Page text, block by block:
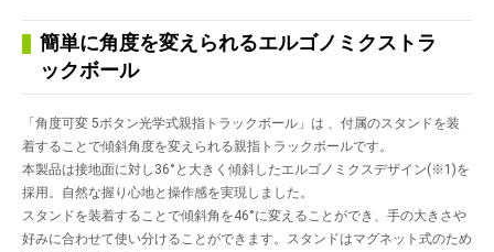
簡単に角度を変えられるエルゴノミクストラ
ックボール
「角度可変 5ボタン光学式親指トラックボール」は 、付属のスタンドを装
着することで傾斜角度を変えられる親指トラックボールです。
本製品は接地面に対し36°と大きく傾斜したエルゴノミクスデザイン(※1)を
採用。自然な握り心地と操作感を実現しました。
スタンドを装着することで傾斜角を46°に変えることができ、手の大きさや
好みに合わせて使い分けることができます。スタンドはマグネット式のため